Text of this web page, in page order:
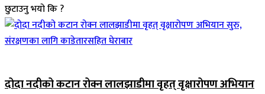
छुटाउनु भयो कि ?
दोदा नदीको कटान रोक्न लालझाडीमा वृहत् वृक्षारोपण अभियान